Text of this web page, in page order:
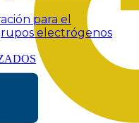
para el
electrógenos